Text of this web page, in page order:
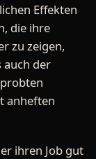
Effekten
die ihre
zu zeigen,
auch der
anheften
ihren Job gut